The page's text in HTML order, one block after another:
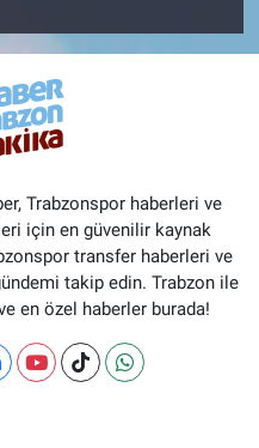
Trabzonspor haberleri ve
için en güvenilir kaynak
transfer haberleri ve
takip edin. Trabzon ile
en özel haberler burada!